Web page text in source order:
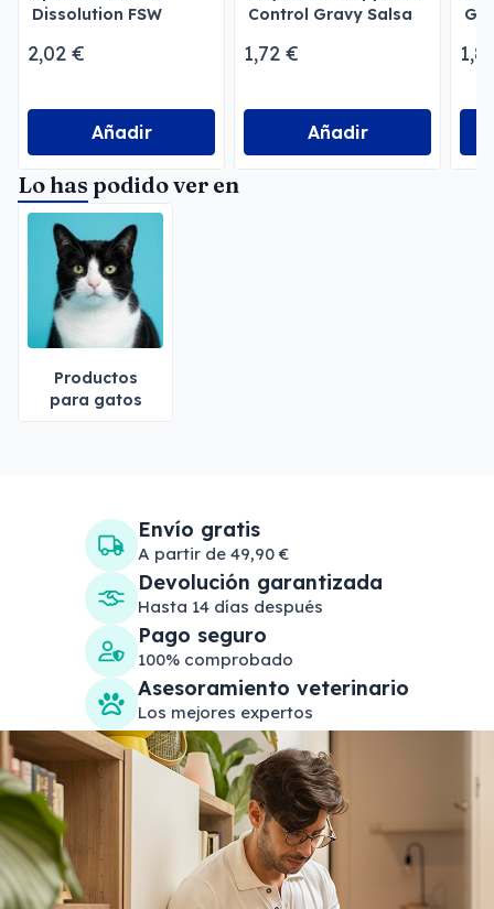
Dissolution FSW
2,02 €
Añadir
Control Gravy Salsa
1,72 €
Añadir
Lo has podido ver en
Productos
para gatos
Envío gratis
A partir de 49,90 €
Devolución garantizada
Hasta 14 días después
Pago seguro
100% comprobado
Asesoramiento veterinario
Los mejores expertos